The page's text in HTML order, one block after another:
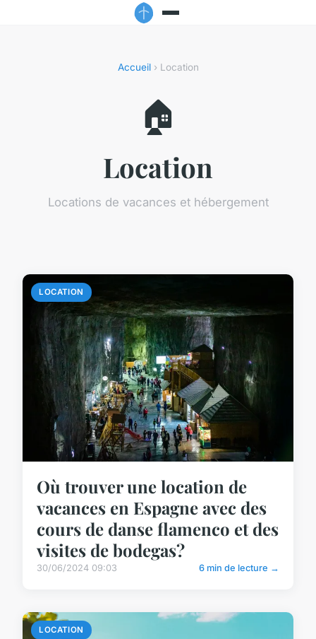
Accueil› Location
🏠
Location
Locations de vacances et hébergement
LOCATION
Où trouver une location de
vacances en Espagne avec des
cours de danse flamenco et des
visites de bodegas?
30/06/2024 09:03 6 min de lecture →
LOCATION